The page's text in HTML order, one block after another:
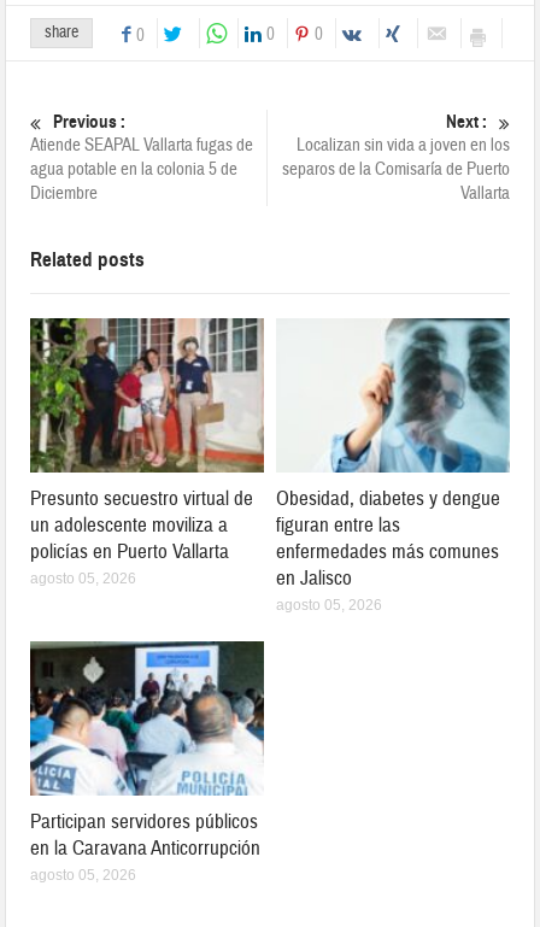
share 0 0 0
Previous :
Atiende SEAPAL Vallarta fugas de
agua potable en la colonia 5 de
Diciembre
Next :
Localizan sin vida a joven en los
separos de la Comisaría de Puerto
Vallarta
Related posts
Presunto secuestro virtual de
un adolescente moviliza a
policías en Puerto Vallarta
agosto 05, 2026
Obesidad, diabetes y dengue
figuran entre las
enfermedades más comunes
en Jalisco
agosto 05, 2026
Participan servidores públicos
en la Caravana Anticorrupción
agosto 05, 2026